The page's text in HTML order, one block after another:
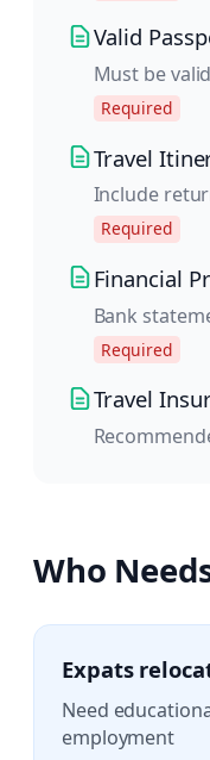
Valid
Must be
Required
Travel
Include
Required
Financial
Bank
Required
Travel
Who
Expats
Need
employment